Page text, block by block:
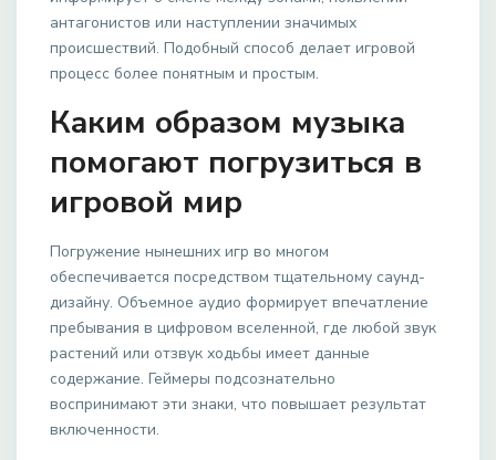
антагонистов или наступлении значимых
происшествий. Подобный способ делает игровой
процесс более понятным и простым.
Каким образом музыка
помогают погрузиться в
игровой мир
Погружение нынешних игр во многом
обеспечивается посредством тщательному саунд-
дизайну. Объемное аудио формирует впечатление
пребывания в цифровом вселенной, где любой звук
растений или отзвук ходьбы имеет данные
содержание. Геймеры подсознательно
воспринимают эти знаки, что повышает результат
включенности.